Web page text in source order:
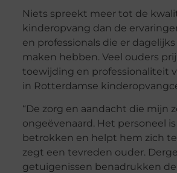
Niets spreekt meer tot de
kinderopvang dan de
en professionals die er
maken hebben. Veel ouders
toewijding en professionaliteit
in Rotterdamse
“De zorg en aandacht die mijn
ongeëvenaard. Het personeel
betrokken en helpt hem zich
zegt een tevreden ouder.
getuigenissen benadrukken